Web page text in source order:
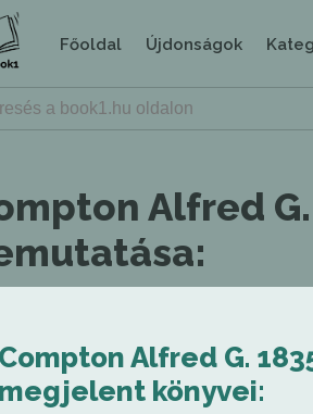
Főoldal Újdonságok
Alfred
Compton Alfred G.
megjelent könyvei: